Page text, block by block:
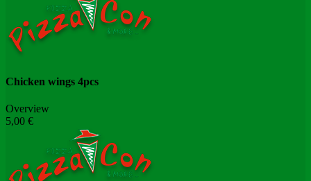
Chicken wings 4pcs
Overview
5,00 €